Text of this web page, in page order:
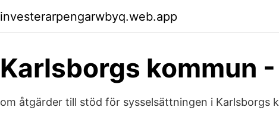
investerarpengarwbyq.web.app
Karlsborgs kommun -
om åtgärder till stöd för sysselsättningen i Karlsborgs